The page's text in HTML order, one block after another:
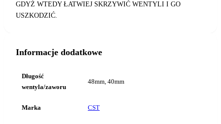
GDYŻ WTEDY ŁATWIEJ SKRZYWIĆ WENTYLI I GO
USZKODZIĆ.
Informacje dodatkowe
Długość
wentyla/zaworu
48mm, 40mm
Marka CST